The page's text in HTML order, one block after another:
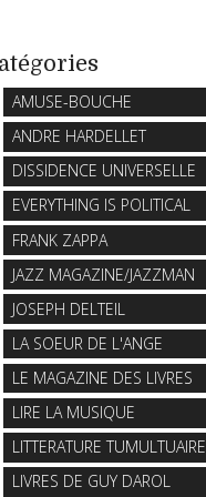
AMUSE-BOUCHE
ANDRE HARDELLET
DISSIDENCE UNIVERSELLE
EVERYTHING IS POLITICAL
FRANK ZAPPA
JAZZ MAGAZINE/JAZZMAN
JOSEPH DELTEIL
LA SOEUR DE L'ANGE
LE MAGAZINE DES LIVRES
LIRE LA MUSIQUE
LITTERATURE TUMULTUAIRE
LIVRES DE GUY DAROL